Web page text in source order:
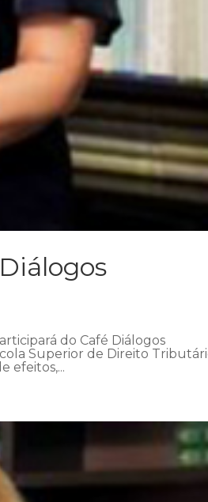
do Café Diálogos
Superior de Direito
efeitos,...